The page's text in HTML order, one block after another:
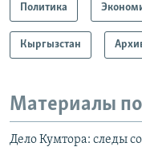
Политика
Кыргызстан
Материалы
Дело Кумтора: следы